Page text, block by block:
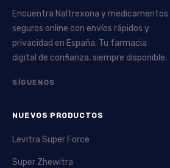
Encuentra Naltrexona y medicamentos
seguros online con envíos rápidos y
privacidad en España. Tu farmacia
digital de confianza, siempre disponible.
SÍGUENOS
NUEVOS PRODUCTOS
Levitra Super Force
Super Zhewitra